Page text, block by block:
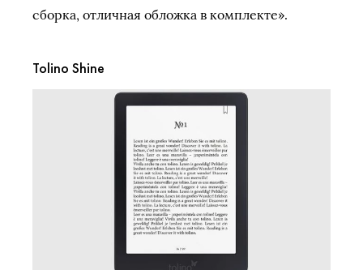
сборка, отличная обложка в комплекте».
Tolino Shine